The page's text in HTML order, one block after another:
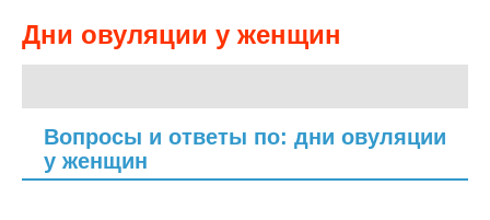
дни овуляции у женщин
Вопросы и ответы по: дни овуляции
у женщин